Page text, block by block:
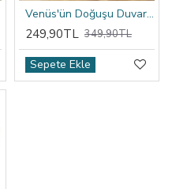
Venüs'ün Doğuşu Duvar Örtüsü
249,90TL 349,90TL
Sepete Ekle